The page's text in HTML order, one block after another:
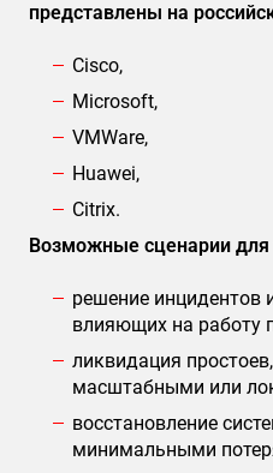
представлены на
Cisco,
Microsoft,
VMWare,
Huawei,
Citrix.
Возможные сценарии для
решение инцидентов
влияющих на работу
ликвидация
масштабными или
восстановление
минимальными